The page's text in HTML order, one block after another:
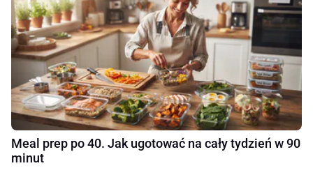
Meal prep po 40. Jak ugotować na cały tydzień w 90
minut